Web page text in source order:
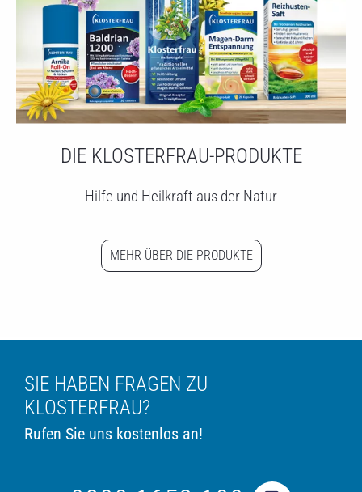
DIE KLOSTERFRAU-PRODUKTE
Hilfe und Heilkraft aus der Natur
MEHR ÜBER DIE PRODUKTE
SIE HABEN FRAGEN ZU
KLOSTERFRAU?
Rufen Sie uns kostenlos an!